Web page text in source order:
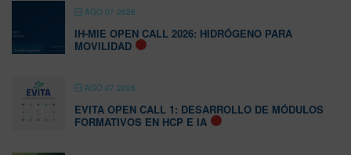
AGO 07 2026
IH-MIE OPEN CALL 2026: HIDRÓGENO PARA
MOVILIDAD
AGO 07 2026
EVITA OPEN CALL 1: DESARROLLO DE MÓDULOS
FORMATIVOS EN HCP E IA